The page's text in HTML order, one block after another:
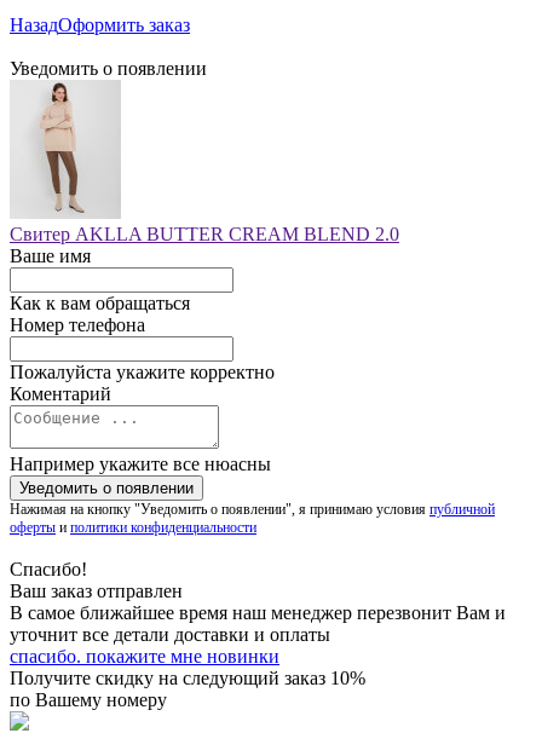
НазадОформить заказ
Уведомить о появлении
Свитер AKLLA BUTTER CREAM BLEND 2.0
Ваше имя
Как к вам обращаться
Номер телефона
Пожалуйста укажите корректно
Коментарий
Например укажите все нюасны
Нажимая на кнопку "Уведомить о появлении", я принимаю условия публичной
оферты и политики конфиденциальности
Спасибо!
Ваш заказ отправлен
В самое ближайшее время наш менеджер перезвонит Вам и
уточнит все детали доставки и оплаты
спасибо. покажите мне новинки
Получите скидку на следующий заказ 10%
по Вашему номеру